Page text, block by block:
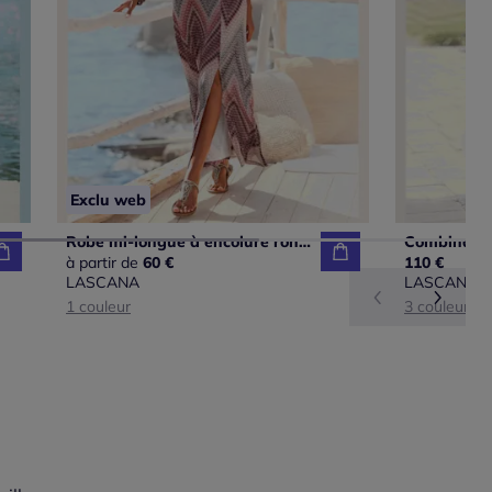
Exclu web
Robe mi-longue à encolure ronde avec bretelles spaghetti et fronces discrètes
à partir de 60 €
LASCANA
1 couleur
110 €
LASCANA
3 couleurs